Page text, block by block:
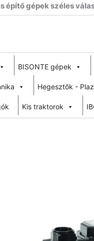
építő gépek széles
BISONTE gépek
Hegesztők -
Kis traktorok